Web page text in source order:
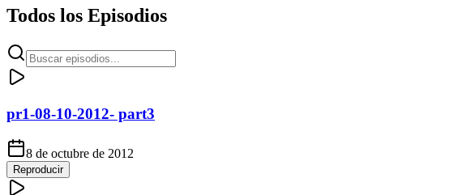
Todos los Episodios
pr1-08-10-2012- part3
8 de octubre de 2012
Reproducir